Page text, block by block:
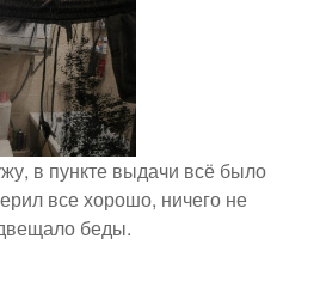
в пункте выдачи всё было
все хорошо, ничего не
беды.